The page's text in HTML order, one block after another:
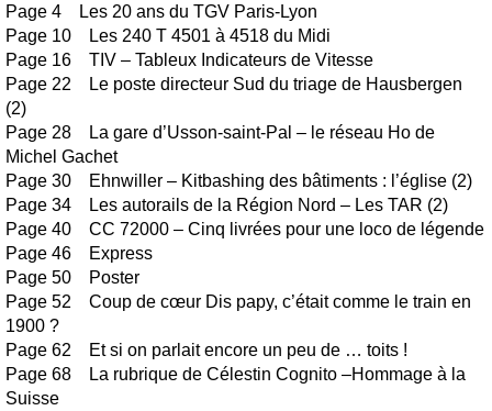
Page 4 Les 20 ans du TGV Paris-Lyon
Page 10 Les 240 T 4501 à 4518 du Midi
Page 16 TIV – Tableux Indicateurs de Vitesse
Page 22 Le poste directeur Sud du triage de Hausbergen
(2)
Page 28 La gare d’Usson-saint-Pal – le réseau Ho de
Michel Gachet
Page 30 Ehnwiller – Kitbashing des bâtiments : l’église (2)
Page 34 Les autorails de la Région Nord – Les TAR (2)
Page 40 CC 72000 – Cinq livrées pour une loco de légende
Page 46 Express
Page 50 Poster
Page 52 Coup de cœur Dis papy, c’était comme le train en
1900 ?
Page 62 Et si on parlait encore un peu de … toits !
Page 68 La rubrique de Célestin Cognito –Hommage à la
Suisse